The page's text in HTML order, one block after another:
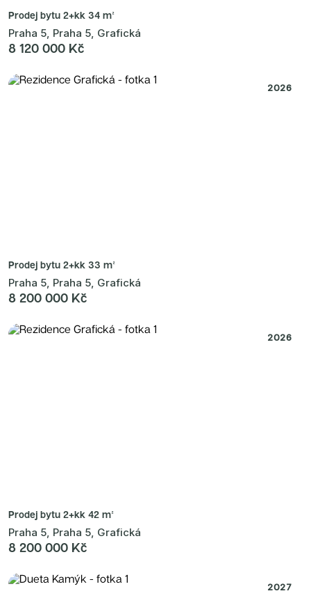
Prodej bytu 2+kk 34 m²
Praha 5, Praha 5, Grafická
8 120 000 Kč
2026
Prodej bytu 2+kk 33 m²
Praha 5, Praha 5, Grafická
8 200 000 Kč
2026
Prodej bytu 2+kk 42 m²
Praha 5, Praha 5, Grafická
8 200 000 Kč
2027